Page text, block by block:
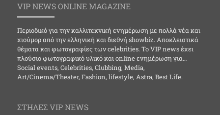
VIP NEWS ONLINE MAGAZINE
Περιοδικό για την καλλιτεχνική ενημέρωση με πολλά νέα και
χιούμορ από την ελληνική και διεθνή showbiz. Αποκλειστικά
θέματα και φωτογραφίες των celebrities. Το VIP news έχει
πλούσιο φωτογραφικό υλικό και online ενημέρωση για…
Social events, Celebrities, Clubbing, Media,
Art/Cinema/Theater, Fashion, lifestyle, Astra, Best Life.
ΣΤΗΛΕΣ VIP NEWS